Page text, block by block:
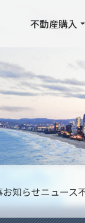
不動産購入
お知らせニュース